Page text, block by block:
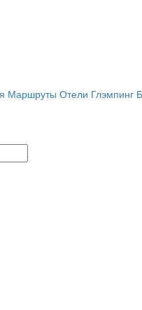
Маршруты Отели Глэмпинг